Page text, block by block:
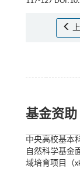
基金资助
中央高校基本
自然科学基金
域培育项目（